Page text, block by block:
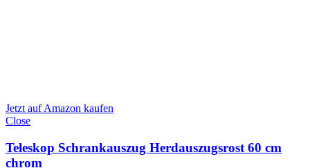
Jetzt auf Amazon kaufen
Close
Teleskop Schrankauszug Herdauszugsrost 60 cm
chrom